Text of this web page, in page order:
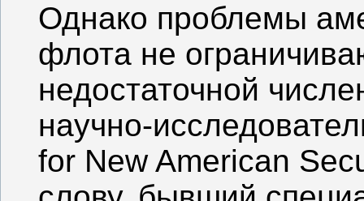
Однако проблемы
флота не
недостаточной
научно-
for New American